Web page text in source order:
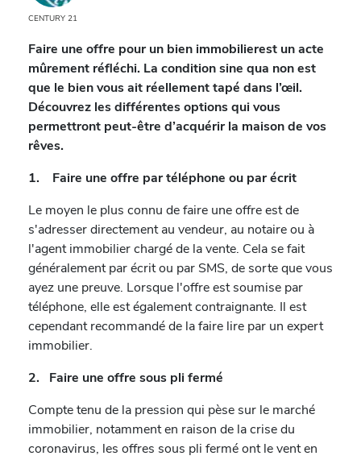
CENTURY 21
Faire une offre pour un bien immobilierest un acte
mûrement réfléchi. La condition sine qua non est
que le bien vous ait réellement tapé dans l’œil.
Découvrez les différentes options qui vous
permettront peut-être d’acquérir la maison de vos
rêves.
1. Faire une offre par téléphone ou par écrit
Le moyen le plus connu de faire une offre est de
s'adresser directement au vendeur, au notaire ou à
l'agent immobilier chargé de la vente. Cela se fait
généralement par écrit ou par SMS, de sorte que vous
ayez une preuve. Lorsque l'offre est soumise par
téléphone, elle est également contraignante. Il est
cependant recommandé de la faire lire par un expert
immobilier.
2. Faire une offre sous pli fermé
Compte tenu de la pression qui pèse sur le marché
immobilier, notamment en raison de la crise du
coronavirus, les offres sous pli fermé ont le vent en